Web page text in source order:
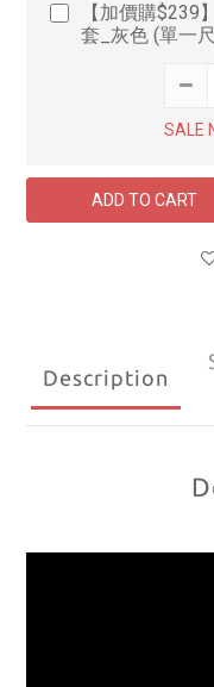
【加價購$239
套_灰色 (單一
SALE
ADD TO CART
Description